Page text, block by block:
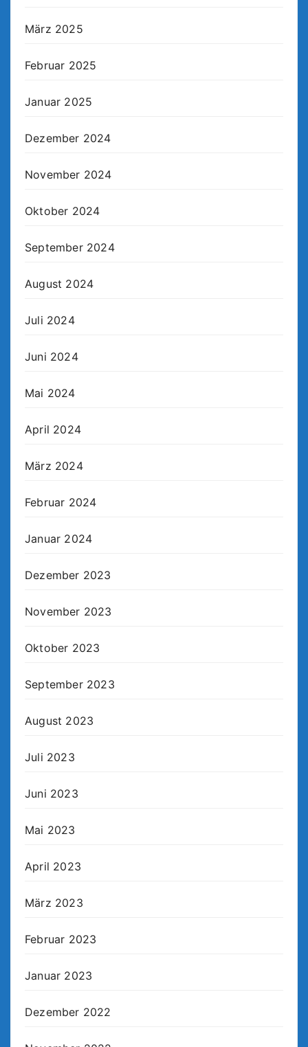
März 2025
Februar 2025
Januar 2025
Dezember 2024
November 2024
Oktober 2024
September 2024
August 2024
Juli 2024
Juni 2024
Mai 2024
April 2024
März 2024
Februar 2024
Januar 2024
Dezember 2023
November 2023
Oktober 2023
September 2023
August 2023
Juli 2023
Juni 2023
Mai 2023
April 2023
März 2023
Februar 2023
Januar 2023
Dezember 2022